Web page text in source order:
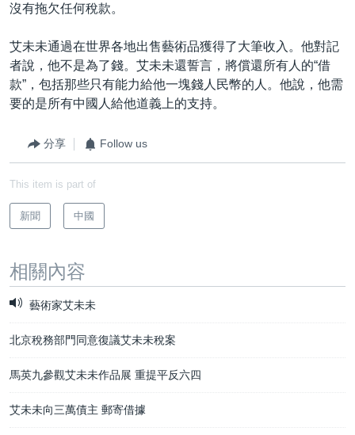
沒有拖欠任何稅款。
艾未未通過在世界各地出售藝術品獲得了大筆收入。他對記
者說，他不是為了錢。艾未未還誓言，將償還所有人的“借
款”，包括那些只有能力給他一塊錢人民幣的人。他說，他需
要的是所有中國人給他道義上的支持。
分享 Follow us
This item is part of
新聞 中國
相關內容
藝術家艾未未
北京稅務部門同意復議艾未未稅案
馬英九參觀艾未未作品展 重提平反六四
艾未未向三萬債主 郵寄借據